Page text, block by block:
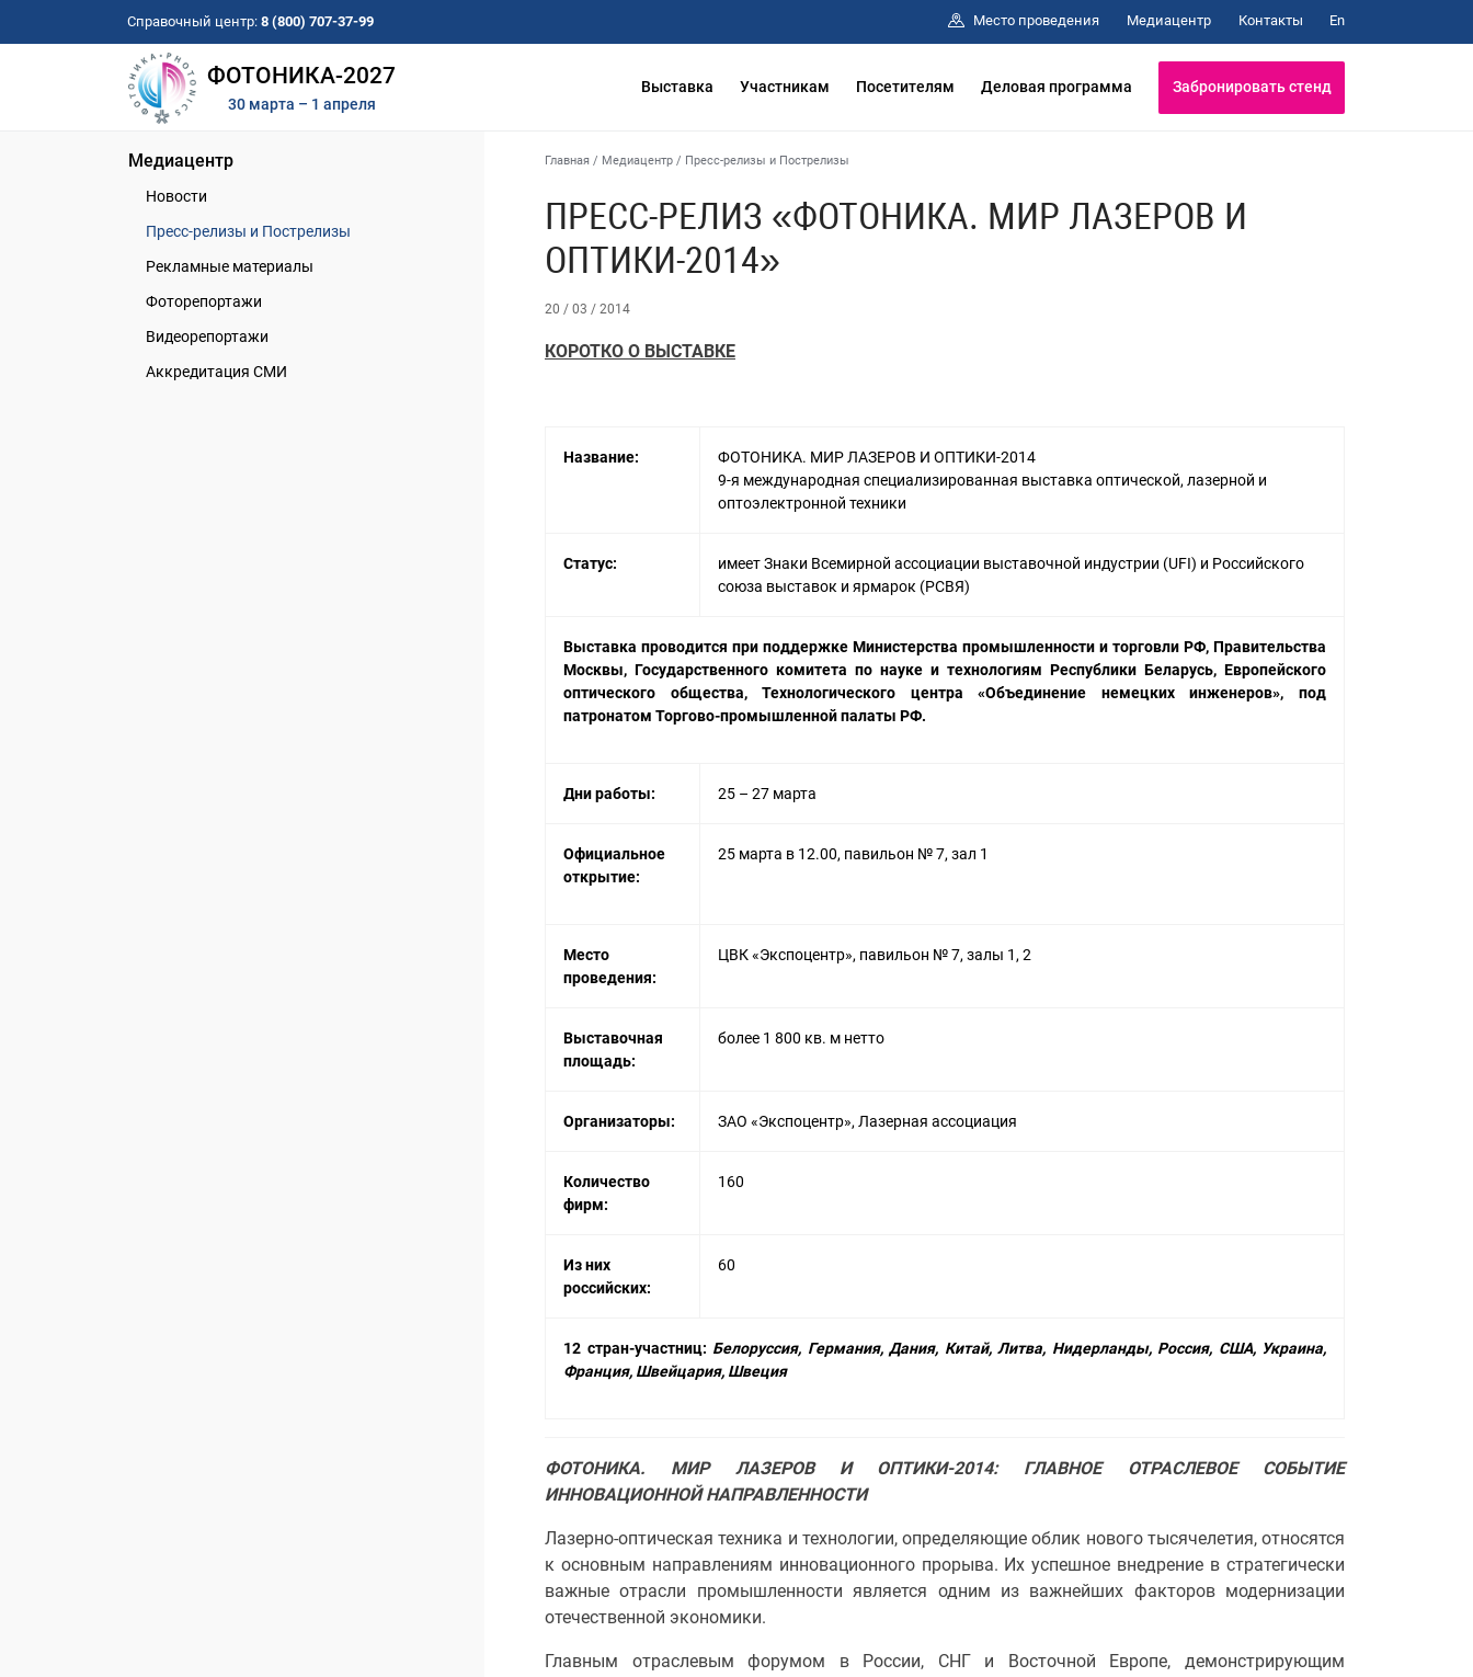
Справочный центр: 8 (800) 707-37-99 Место проведения Медиацентр Контакты En
ФОТОНИКА-2027
30 марта – 1 апреля
Выставка Участникам Посетителям Деловая программа Забронировать стенд
Медиацентр
Новости
Пресс-релизы и Пострелизы
Рекламные материалы
Фоторепортажи
Видеорепортажи
Аккредитация СМИ
Главная / Медиацентр / Пресс-релизы и Пострелизы
ПРЕСС-РЕЛИЗ «ФОТОНИКА. МИР ЛАЗЕРОВ И
ОПТИКИ-2014»
20 / 03 / 2014
КОРОТКО О ВЫСТАВКЕ
Название:
ФОТОНИКА. МИР ЛАЗЕРОВ И ОПТИКИ-2014
9-я международная специализированная выставка оптической, лазерной и
оптоэлектронной техники
Статус:
имеет Знаки Всемирной ассоциации выставочной индустрии (UFI) и Российского
союза выставок и ярмарок (РСВЯ)
Выставка проводится при поддержке Министерства промышленности и торговли РФ, Правительства
Москвы, Государственного комитета по науке и технологиям Республики Беларусь, Европейского
оптического общества, Технологического центра «Объединение немецких инженеров», под
патронатом Торгово-промышленной палаты РФ.
Дни работы: 25 – 27 марта
Официальное
открытие:
25 марта в 12.00, павильон № 7, зал 1
Место
проведения:
ЦВК «Экспоцентр», павильон № 7, залы 1, 2
Выставочная
площадь:
более 1 800 кв. м нетто
Организаторы: ЗАО «Экспоцентр», Лазерная ассоциация
Количество
фирм:
160
Из них
российских:
60
12 стран-участниц: Белоруссия, Германия, Дания, Китай, Литва, Нидерланды, Россия, США, Украина,
Франция, Швейцария, Швеция
ФОТОНИКА. МИР ЛАЗЕРОВ И ОПТИКИ-2014: ГЛАВНОЕ ОТРАСЛЕВОЕ СОБЫТИЕ
ИННОВАЦИОННОЙ НАПРАВЛЕННОСТИ
Лазерно-оптическая техника и технологии, определяющие облик нового тысячелетия, относятся
к основным направлениям инновационного прорыва. Их успешное внедрение в стратегически
важные отрасли промышленности является одним из важнейших факторов модернизации
отечественной экономики.
Главным отраслевым форумом в России, СНГ и Восточной Европе, демонстрирующим